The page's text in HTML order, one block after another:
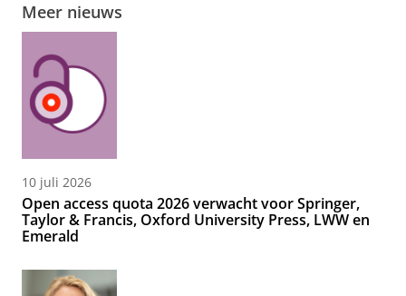
Meer nieuws
10 juli 2026
Open access quota 2026 verwacht voor Springer,
Taylor & Francis, Oxford University Press, LWW en
Emerald